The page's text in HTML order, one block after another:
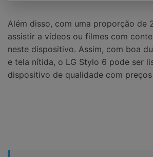
Além disso, com uma proporção de
assistir a vídeos ou filmes com
neste dispositivo. Assim, com boa
e tela nítida, o LG Stylo 6 pode ser
dispositivo de qualidade com preços